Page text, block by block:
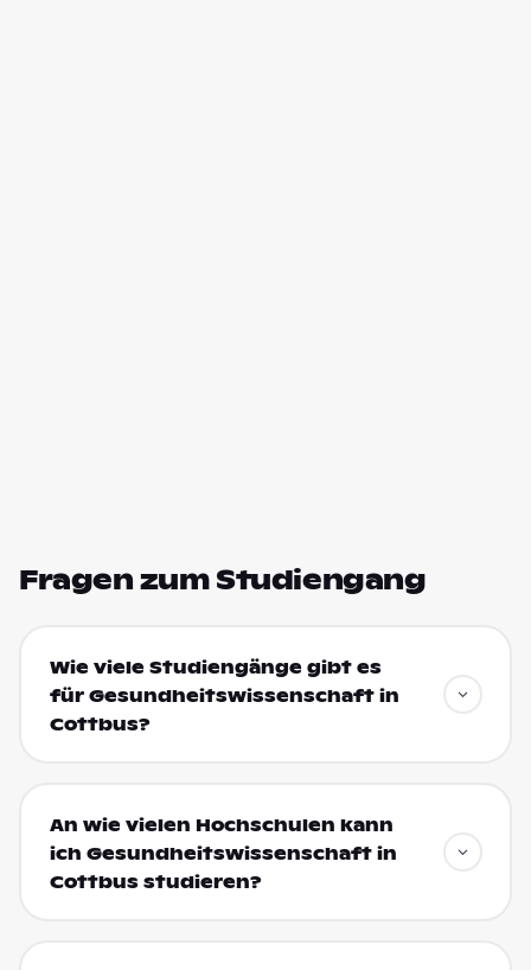
Fragen zum Studiengang
Wie viele Studiengänge gibt es
für Gesundheitswissenschaft in
Cottbus?
An wie vielen Hochschulen kann
ich Gesundheitswissenschaft in
Cottbus studieren?